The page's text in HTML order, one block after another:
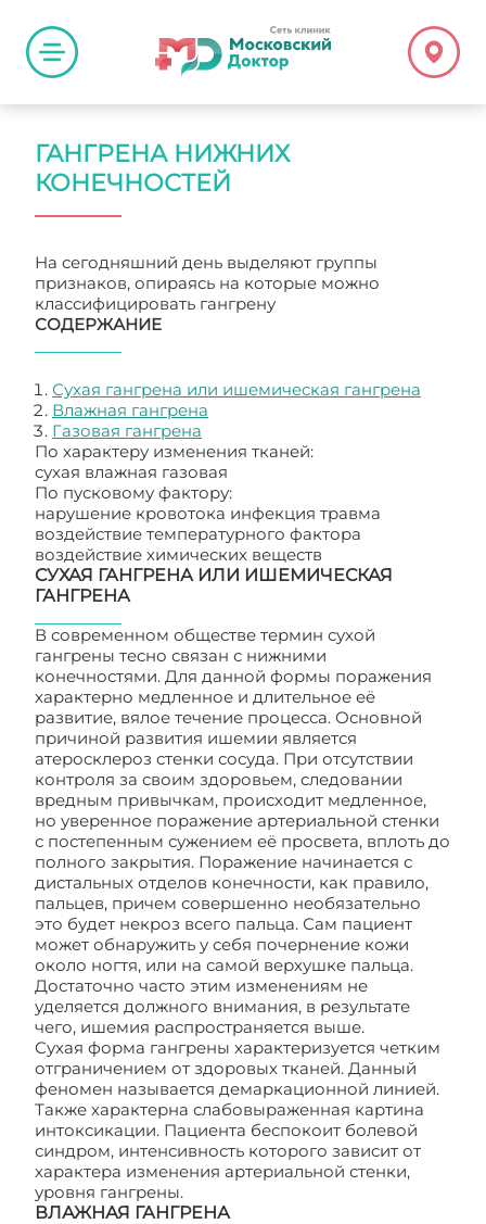
ГАНГРЕНА НИЖНИХ
КОНЕЧНОСТЕЙ
На сегодняшний день выделяют группы
признаков, опираясь на которые можно
классифицировать гангрену
СОДЕРЖАНИЕ
Сухая гангрена или ишемическая гангрена
Влажная гангрена
Газовая гангрена
По характеру изменения тканей:
сухая влажная газовая
По пусковому фактору:
нарушение кровотока инфекция травма
воздействие температурного фактора
воздействие химических веществ
СУХАЯ ГАНГРЕНА ИЛИ ИШЕМИЧЕСКАЯ
ГАНГРЕНА
В современном обществе термин сухой
гангрены тесно связан с нижними
конечностями. Для данной формы поражения
характерно медленное и длительное её
развитие, вялое течение процесса. Основной
причиной развития ишемии является
атеросклероз стенки сосуда. При отсутствии
контроля за своим здоровьем, следовании
вредным привычкам, происходит медленное,
но уверенное поражение артериальной стенки
с постепенным сужением её просвета, вплоть до
полного закрытия. Поражение начинается с
дистальных отделов конечности, как правило,
пальцев, причем совершенно необязательно
это будет некроз всего пальца. Сам пациент
может обнаружить у себя почернение кожи
около ногтя, или на самой верхушке пальца.
Достаточно часто этим изменениям не
уделяется должного внимания, в результате
чего, ишемия распространяется выше.
Сухая форма гангрены характеризуется четким
отграничением от здоровых тканей. Данный
феномен называется демаркационной линией.
Также характерна слабовыраженная картина
интоксикации. Пациента беспокоит болевой
синдром, интенсивность которого зависит от
характера изменения артериальной стенки,
уровня гангрены.
ВЛАЖНАЯ ГАНГРЕНА